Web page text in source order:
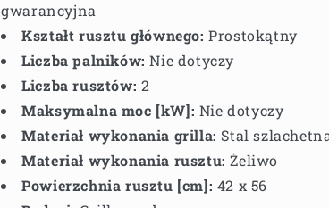
gwarancyjna
Kształt rusztu głównego: Prostokątny
Liczba palników: Nie dotyczy
Liczba rusztów: 2
Maksymalna moc [kW]: Nie dotyczy
Materiał wykonania grilla: Stal
Materiał wykonania rusztu: Żeliwo
Powierzchnia rusztu [cm]: 42 x 56